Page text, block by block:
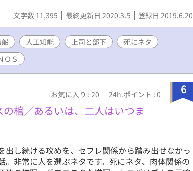
文字数 11,395 最終更新日 2020.3.5 登録日 2019.6.20
人工知能 上司と部下
死にネタ
ＯＳ
6
お気に入り : 20 24h.ポイント : 0
棺／あるいは、二人はいつま
出し続ける攻めを、セフレ関係から踏み出せなかっ
。非常に人を選ぶネタです。死にネタ、肉体関係の